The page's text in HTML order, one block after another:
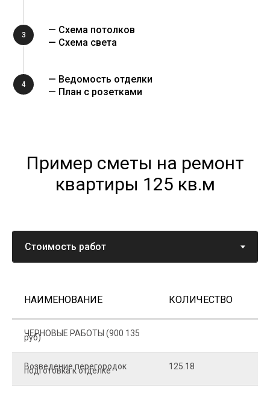
3
— Схема потолков
— Схема света
4
— Ведомость отделки
— План с розетками
Пример сметы на ремонт
квартиры 125 кв.м
НАИМЕНОВАНИЕ КОЛИЧЕСТВО
ЧЕРНОВЫЕ РАБОТЫ (900 135
руб)
Возведение перегородок
подготовка к отделке 125.18